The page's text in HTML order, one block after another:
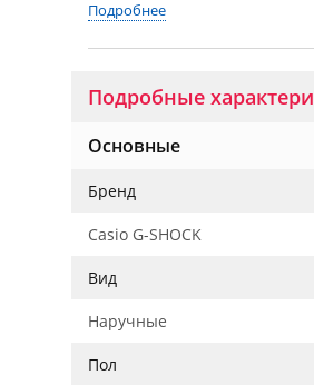
Подробнее
Подробные
Основные
Бренд
Casio G-SHOCK
Вид
Наручные
Пол